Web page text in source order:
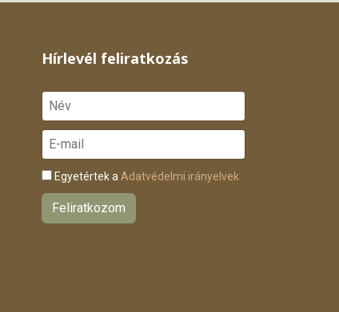
Hírlevél feliratkozás
Egyetértek a Adatvédelmi irányelvek